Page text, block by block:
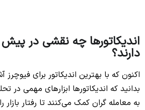
اندیکاتورها چه نقشی در پیش
دارند؟
اکنون که با بهترین اندیکاتور برای
بدانید که اندیکاتورها ابزارهای مهمی در
به معامله گران کمک می‌کنند تا رفتار